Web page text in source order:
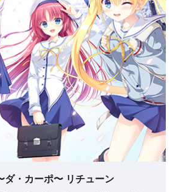
・カーポ〜 リチューン